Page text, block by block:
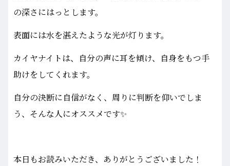
の深さにはっとします。
表面には水を湛えたような光が灯ります。
カイヤナイトは、自分の声に耳を傾け、自身をもつ手
助けをしてくれます。
自分の決断に自信がなく、周りに判断を仰いでしま
う、そんな人にオススメです✨
本日もお読みいただき、ありがとうございました！